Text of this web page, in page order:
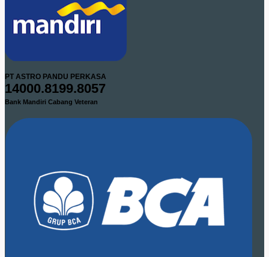
PT ASTRO PANDU PERKASA
14000.8199.8057
Bank Mandiri Cabang Veteran